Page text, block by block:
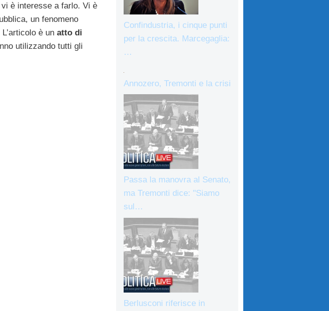
è interesse a farlo. Vi è
un fenomeno
è un atto di
utilizzando tutti gli
Confindustria, i cinque punti
per la crescita. Marcegaglia:
…
Annozero, Tremonti e la crisi
Passa la manovra al Senato,
ma Tremonti dice: "Siamo
sul…
Berlusconi riferisce in